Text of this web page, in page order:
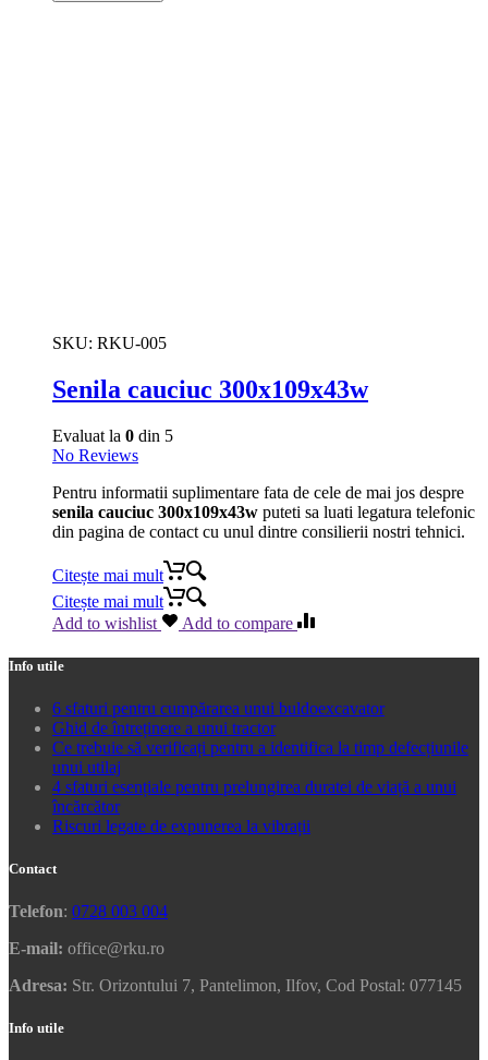
SKU: RKU-005
Senila cauciuc 300x109x43w
Evaluat la 0 din 5
No Reviews
Pentru informatii suplimentare fata de cele de mai jos despre
senila cauciuc 300x109x43w puteti sa luati legatura telefonic
din pagina de contact cu unul dintre consilierii nostri tehnici.
Citește mai mult
Citește mai mult
Add to wishlist
Add to compare
Info utile
6 sfaturi pentru cumpărarea unui buldoexcavator
Ghid de întreținere a unui tractor
Ce trebuie să verificați pentru a identifica la timp defecțiunile
unui utilaj
4 sfaturi esențiale pentru prelungirea duratei de viață a unui
încărcător
Riscuri legate de expunerea la vibrații
Contact
Telefon: 0728 003 004
E-mail: office@rku.ro
Adresa: Str. Orizontului 7, Pantelimon, Ilfov, Cod Postal: 077145
Info utile